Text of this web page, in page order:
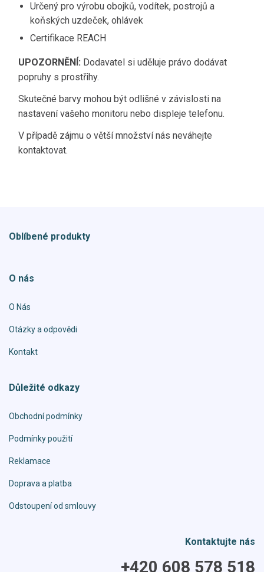
Určený pro výrobu obojků, vodítek, postrojů a
koňských uzdeček, ohlávek
Certifikace REACH
UPOZORNĚNÍ: Dodavatel si uděluje právo dodávat
popruhy s prostřihy.
Skutečné barvy mohou být odlišné v závislosti na
nastavení vašeho monitoru nebo displeje telefonu.
V případě zájmu o větší množství nás neváhejte
kontaktovat.
Oblíbené produkty
O nás
O Nás
Otázky a odpovědi
Kontakt
Důležité odkazy
Obchodní podmínky
Podmínky použití
Reklamace
Doprava a platba
Odstoupení od smlouvy
Kontaktujte nás
+420 608 578 518